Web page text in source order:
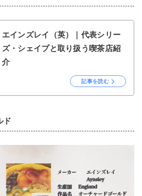
エインズレイ（英）｜代表シリー
ズ・シェイプと取り扱う喫茶店紹
介
記事を読む
ド